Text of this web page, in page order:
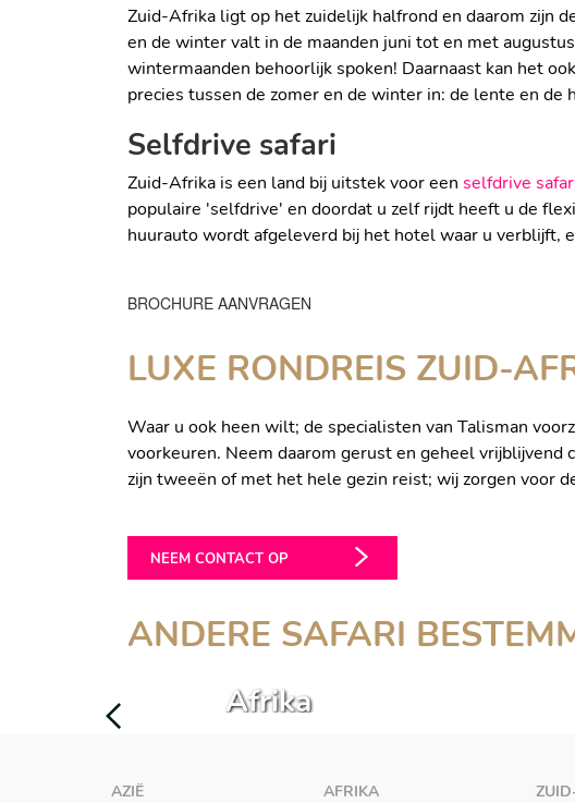
Zuid-Afrika ligt op het zuidelijk halfrond en daarom zijn
en de winter valt in de maanden juni tot en met
wintermaanden behoorlijk spoken! Daarnaast kan het
precies tussen de zomer en de winter in: de lente en de
Selfdrive safari
Zuid-Afrika is een land bij uitstek voor een selfdrive
populaire 'selfdrive' en doordat u zelf rijdt heeft u de
huurauto wordt afgeleverd bij het hotel waar u verblijft,
BROCHURE AANVRAGEN
LUXE RONDREIS ZUID-
Waar u ook heen wilt; de specialisten van Talisman
voorkeuren. Neem daarom gerust en geheel
zijn tweeën of met het hele gezin reist; wij zorgen voor
NEEM CONTACT OP
ANDERE SAFARI
Buiten
Afrika
AZIË
AFRIKA